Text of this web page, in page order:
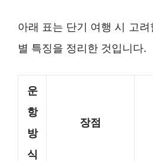
아래 표는 단기 여행 시 고
별 특징을 정리한 것입니다.
운
항
방
식
장점